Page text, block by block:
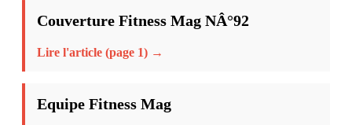
Couverture Fitness Mag NÂ°92
Lire l'article (page 1) →
Equipe Fitness Mag